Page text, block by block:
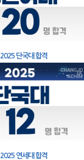
2025 단국대 합격
2025 연세대 합격